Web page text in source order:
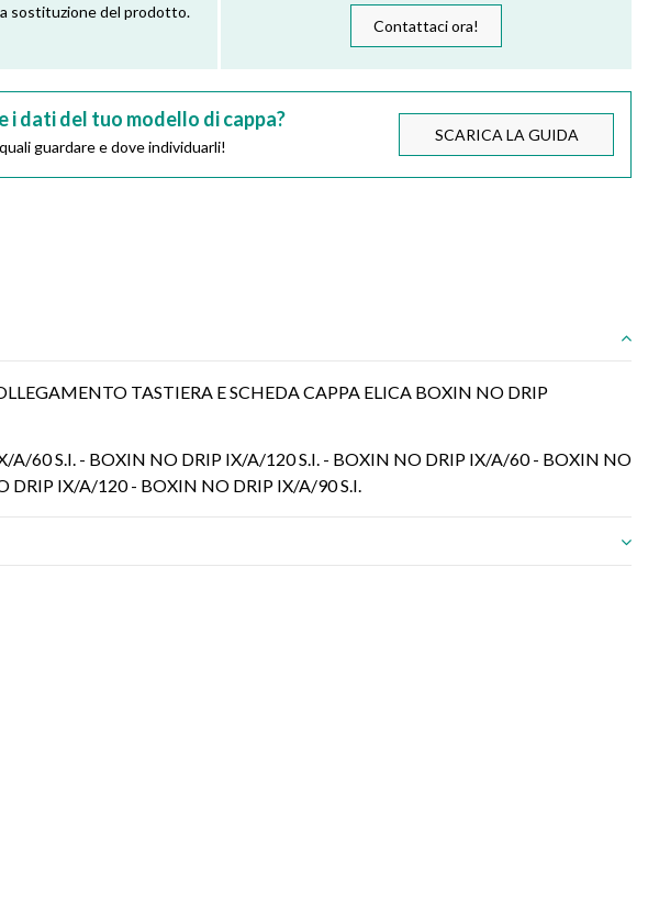
sostituzione del prodotto.
Contattaci ora!
i dati del tuo modello di cappa?
guardare e dove individuarli!
SCARICA LA GUIDA
TASTIERA E SCHEDA CAPPA ELICA BOXIN NO DRIP
A/60 S.I. - BOXIN NO DRIP IX/A/120 S.I. - BOXIN NO DRIP IX/A/60 - BOXIN NO
DRIP IX/A/120 - BOXIN NO DRIP IX/A/90 S.I.